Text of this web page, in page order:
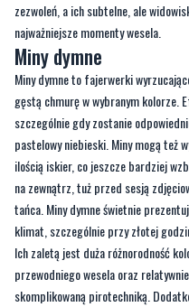
zezwoleń, a ich subtelne, ale
najważniejsze momenty wesela.
Miny dymne
Miny dymne to fajerwerki
gęstą chmurę w wybranym kolorze.
szczególnie gdy zostanie
pastelowy niebieski. Miny mogą też
ilością iskier, co jeszcze bardziej
na zewnątrz, tuż przed sesją
tańca. Miny dymne świetnie
klimat, szczególnie przy złotej
Ich zaletą jest duża różnorodność
przewodniego wesela oraz
skomplikowaną pirotechniką.